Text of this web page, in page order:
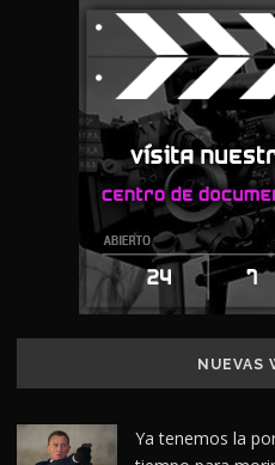
NUEVAS
Ya tenemos la